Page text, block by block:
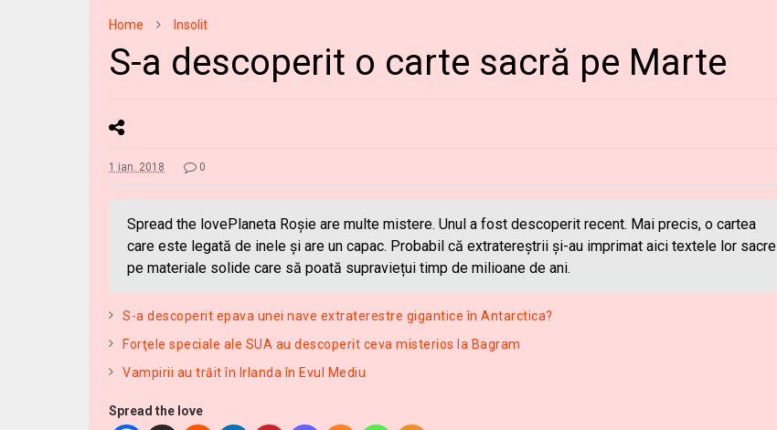
Home Insolit
S-a descoperit o carte sacră pe Marte
1 ian. 2018 0
Spread the lovePlaneta Roşie are multe mistere. Unul a fost descoperit recent. Mai precis, o cartea
care este legată de inele și are un capac. Probabil că extratereștrii şi-au imprimat aici textele lor sacre
pe materiale solide care să poată supraviețui timp de milioane de ani.
S-a descoperit epava unei nave extraterestre gigantice în Antarctica?
Forţele speciale ale SUA au descoperit ceva misterios la Bagram
Vampirii au trăit în Irlanda în Evul Mediu
Spread the love